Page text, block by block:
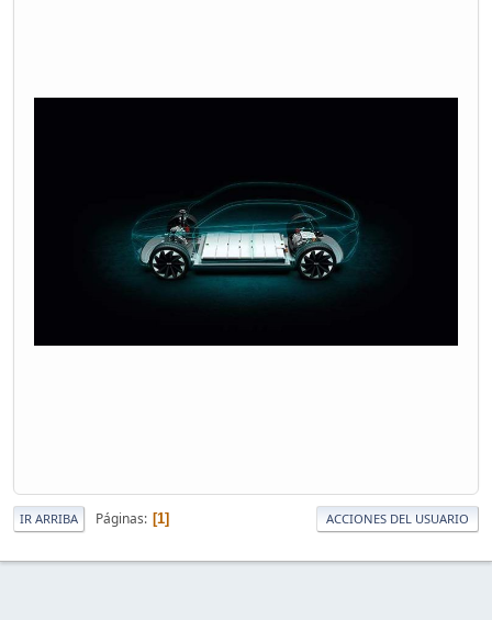
IR ARRIBA Páginas 1 ACCIONES DEL USUARIO